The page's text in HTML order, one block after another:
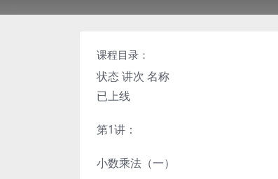
课程目录：
状态 讲次 名称
已上线
第1讲：
小数乘法（一）